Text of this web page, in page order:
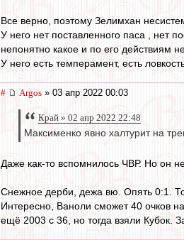
Все верно, поэтому Зелимхан
У него нет поставленного паса , нет
непонятно какое и по его действиям
У него есть темперамент, есть
# Argos » 03 апр 2022 00:03
Край » 02 апр 2022 22:48
Максименко явно халтурит на
Даже как-то вспомнилось ЧВР. Но он
Снежное дерби, дежа вю. Опять 0:1.
Интересно, Ваноли сможет 40 очков
ещё 2003 с 36, но тогда взяли Кубок.